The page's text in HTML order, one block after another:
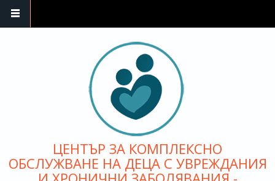
ЦЕНТЪР ЗА КОМПЛЕКСНО
ОБСЛУЖВАНЕ НА ДЕЦА С УВРЕЖДАНИЯ